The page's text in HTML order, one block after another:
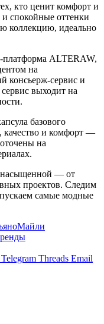
кто ценит комфорт и
спокойные оттенки
коллекцию, идеально
платформа ALTERAW,
на
консьерж-сервис и
выходит на
базового
качество и комфорт —
на
насыщенной — от
проектов. Следим
самые модные
Майли
Telegram Threads Email